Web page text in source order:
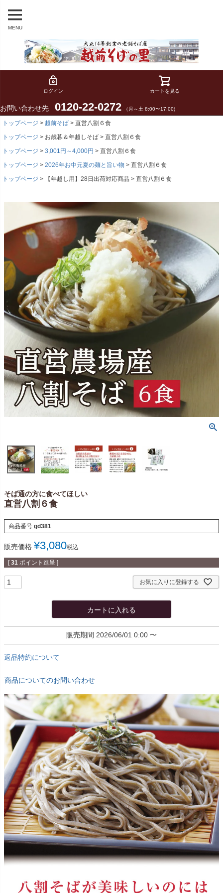
MENU
ログイン カートを見る
お問い合わせ先 0120-22-0272 （月～土 8:00〜17:00)
トップページ 越前そば
直営八割６食
トップページ
お歳暮＆年越しそば
直営八割６食
トップページ
3,001円～4,000円
直営八割６食
トップページ
2026年お中元夏の麺と旨い物
直営八割６食
トップページ
【年越し用】28日出荷対応商品 直営八割６食
そば通の方に食べてほしい
直営八割６食
商品番号 gd381
販売価格 ¥3,080税込
[ 31 ポイント進呈 ]
お気に入りに登録する
カートに入れる
販売期間 2026/06/01 0:00 〜
返品特約について
商品についてのお問い合わせ